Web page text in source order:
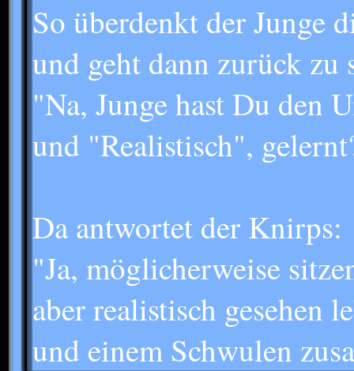
So überdenkt der Junge
und geht dann zurück zu
"Na, Junge hast Du den
und "Realistisch",
Da antwortet der Knirps:
"Ja, möglicherweise
aber realistisch gesehen
und einem Schwulen